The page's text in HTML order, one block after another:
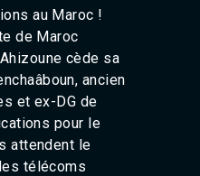
99.7 Hz
103.3 Hz
87.8 Hz
Fès 98.8 Hz
97.2 Hz
El Jadida 97.3
Settat 104,6
106.4
96.6
au Maroc !
de Maroc
cède sa
, ancien
et ex-DG de
pour le
attendent le
télécoms